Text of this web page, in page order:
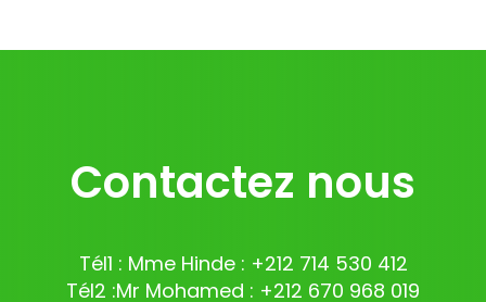
Contactez nous
Tél1 : Mme Hinde : +212 714 530 412
Tél2 :Mr Mohamed : +212 670 968 019